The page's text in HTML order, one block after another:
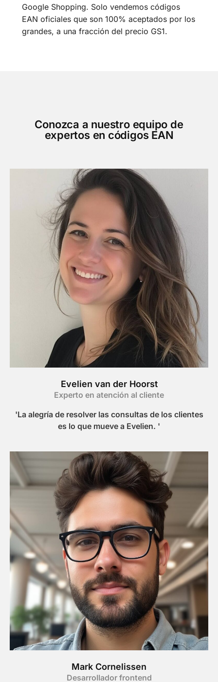
Google Shopping. Solo vendemos códigos
EAN oficiales que son 100% aceptados por los
grandes, a una fracción del precio GS1.
Conozca a nuestro equipo de
expertos en códigos EAN
Evelien van der Hoorst
Experto en atención al cliente
'La alegría de resolver las consultas de los clientes
es lo que mueve a Evelien. '
Mark Cornelissen
Desarrollador frontend